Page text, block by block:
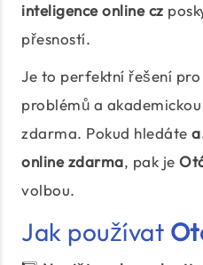
inteligence online cz
přesností.
Je to perfektní řešení
problémů a
zdarma. Pokud hledáte
online zdarma, pak je
volbou.
Jak používat